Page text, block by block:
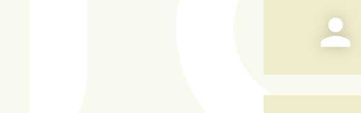
person